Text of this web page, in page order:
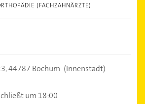
(FACHZAHNÄRZTE)
44787 Bochum (Innenstadt)
um 18:00